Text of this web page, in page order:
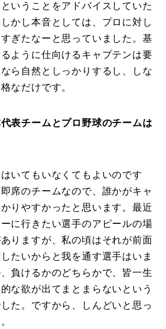
いうことをアドバイスしていた
かし本音としては、プロに対し
ぎたなーと思っていました。基
ように仕向けるキャプテンは要
ら自然としっかりするし、しな
なだけです。
表チームとプロ野球のチームは
いてもいなくてもよいのです
席のチームなので、誰かがキャ
りやすかったと思います。最近
に行きたい選手のアピールの場
りますが、私の頃はそれが前面
たいからと我を通す選手はいま
負けるかのどちらかで、皆一生
な欲が出てまとまらないという
た。ですから、しんどいと思っ